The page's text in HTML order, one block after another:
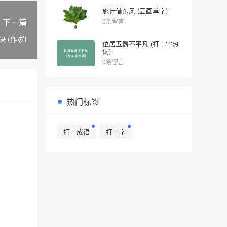
下一篇
(作家)
施计借东风 (五画单字)
0条留言
位居五爵不平凡 (打二字热
词)
0条留言
热门标签
打一成语 打一字